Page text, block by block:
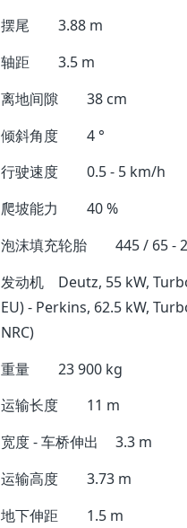
摆尾
3.88 m
轴距
3.5 m
离地间隙
38 cm
倾斜角度
4 °
行驶速度
0.5 - 5 km/h
爬坡能力
40 %
泡沫填充轮胎
445 / 65 -
发动机
Deutz, 55 kW,
EU) - Perkins, 62.5 kW,
NRC)
重量
23 900 kg
运输长度
11 m
宽度 - 车桥伸出
3.3 m
运输高度
3.73 m
地下伸距
1.5 m